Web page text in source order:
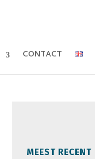
CONTACT
MEEST RECENT